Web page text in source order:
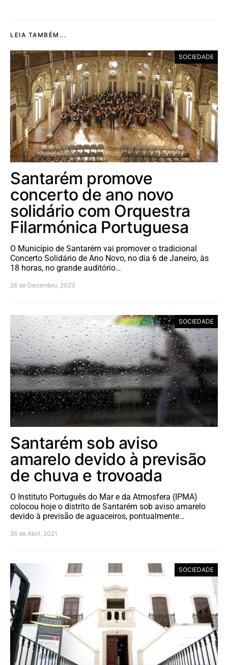
LEIA TAMBÉM...
SOCIEDADE
Santarém promove
concerto de ano novo
solidário com Orquestra
Filarmónica Portuguesa
O Município de Santarém vai promover o tradicional
Concerto Solidário de Ano Novo, no dia 6 de Janeiro, às
18 horas, no grande auditório…
26 de Dezembro, 2023
SOCIEDADE
Santarém sob aviso
amarelo devido à previsão
de chuva e trovoada
O Instituto Português do Mar e da Atmosfera (IPMA)
colocou hoje o distrito de Santarém sob aviso amarelo
devido à previsão de aguaceiros, pontualmente…
26 de Abril, 2021
SOCIEDADE